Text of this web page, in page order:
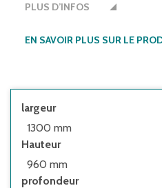
dimensions utiles
poignées en
collé en plusieurs
et au gauchissement
pieds réglables
sol
fourniture
PLUS D’INFOS
EN SAVOIR PLUS SUR LE
largeur
1300 mm
Hauteur
960 mm
profondeur